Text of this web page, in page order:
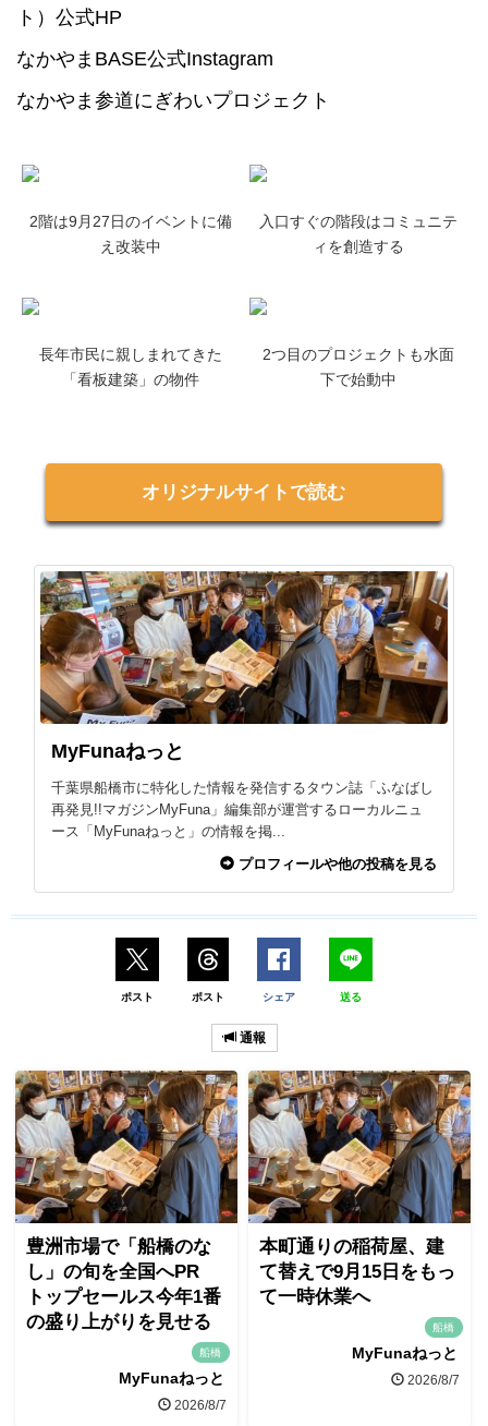
ト）公式HP
なかやまBASE公式Instagram
なかやま参道にぎわいプロジェクト
2階は9月27日のイベントに備
え改装中
入口すぐの階段はコミュニテ
ィを創造する
長年市民に親しまれてきた
「看板建築」の物件
2つ目のプロジェクトも水面
下で始動中
オリジナルサイトで読む
MyFunaねっと
千葉県船橋市に特化した情報を発信するタウン誌「ふなばし
再発見!!マガジンMyFuna」編集部が運営するローカルニュ
ース「MyFunaねっと」の情報を掲...
プロフィールや他の投稿を見る
ポスト ポスト シェア 送る
通報
豊洲市場で「船橋のな
し」の旬を全国へPR
トップセールス今年1番
の盛り上がりを見せる
船橋
MyFunaねっと
2026/8/7
本町通りの稲荷屋、建
て替えで9月15日をもっ
て一時休業へ
船橋
MyFunaねっと
2026/8/7